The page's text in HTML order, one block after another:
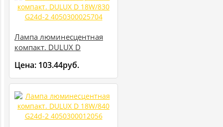
Лампа люминесцентная
компакт. DULUX D
4050300025704
Цена: 103.44руб.